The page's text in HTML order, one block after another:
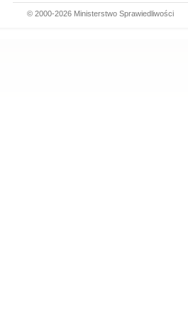
© 2000-2026 Ministerstwo Sprawiedliwości